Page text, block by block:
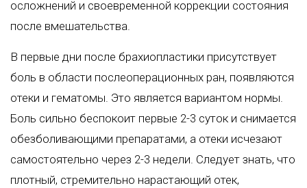
осложнений и своевременной коррекции состояния
после вмешательства.
В первые дни после брахиопластики присутствует
боль в области послеоперационных ран, появляются
отеки и гематомы. Это является вариантом нормы.
Боль сильно беспокоит первые 2-3 суток и снимается
обезболивающими препаратами, а отеки исчезают
самостоятельно через 2-3 недели. Следует знать, что
плотный, стремительно нарастающий отек,